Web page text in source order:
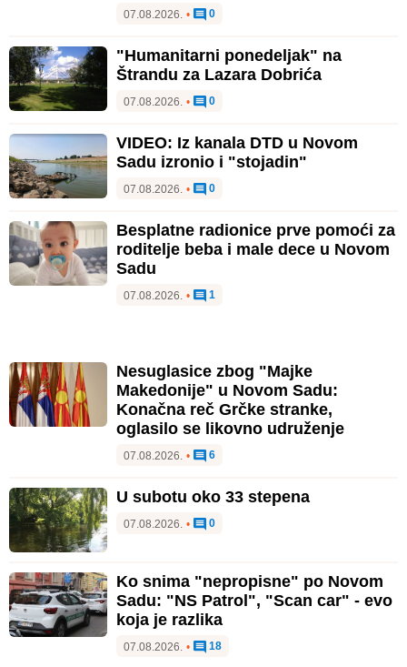
07.08.2026. • 0
"Humanitarni ponedeljak" na
Štrandu za Lazara Dobrića
07.08.2026. • 0
VIDEO: Iz kanala DTD u Novom
Sadu izronio i "stojadin"
07.08.2026. • 0
Besplatne radionice prve pomoći za
roditelje beba i male dece u Novom
Sadu
07.08.2026. • 1
Nesuglasice zbog "Majke
Makedonije" u Novom Sadu:
Konačna reč Grčke stranke,
oglasilo se likovno udruženje
07.08.2026. • 6
U subotu oko 33 stepena
07.08.2026. • 0
Ko snima "nepropisne" po Novom
Sadu: "NS Patrol", "Scan car" - evo
koja je razlika
07.08.2026. • 18